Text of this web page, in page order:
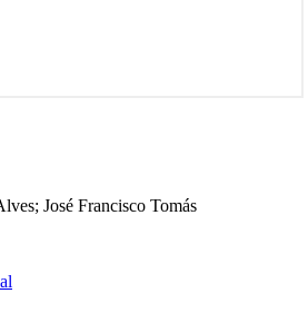
José Francisco Tomás